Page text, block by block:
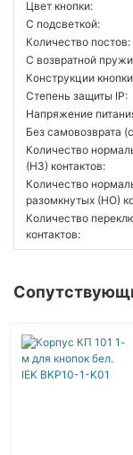
Цвет кнопки:
С подсветкой:
Количество постов:
С возвратной
Конструкции
Степень защиты IP:
Напряжение
Без самовозврата
Количество
(НЗ) контактов:
Количество
разомкнутых (НО)
Количество
контактов: